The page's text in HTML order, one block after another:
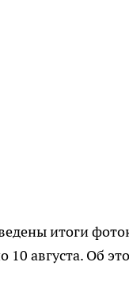
итоги
10 августа. Об